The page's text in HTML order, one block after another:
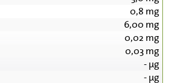
0,8 mg
6,00 mg
0,02 mg
0,03mg
-µg
-µg